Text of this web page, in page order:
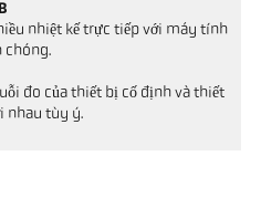
nhiệt kế trực tiếp với máy tính
chóng.
đo của thiết bị cố định và thiết
nhau tùy ý.